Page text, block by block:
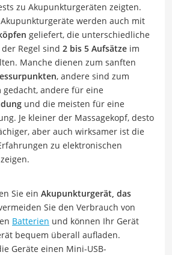
zu Akupunkturgeräten zeigten.
werden auch mit
geliefert, die unterschiedliche
Regel sind 2 bis 5 Aufsätze im
Manche dienen zum sanften
, andere sind zum
gedacht, andere für eine
und die meisten für eine
Je kleiner der Massagekopf, desto
aber auch wirksamer ist die
zu elektronischen
Sie ein Akupunkturgerät, das
Sie den Verbrauch von
Batterien und können Ihr Gerät
bequem überall aufladen.
Geräte einen Mini-USB-